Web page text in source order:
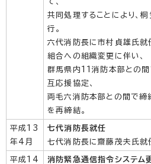
共同処理することにより、
行。
六代消防長に市村貞雄氏就
組合への組織変更に伴い、
群馬県内11消防本部との
互応援協定、
両毛六消防本部との間で締
を再締結。
平成13
年4月
七代消防長就任
七代消防長に齋藤茂夫氏就
平成14
消防緊急通信指令システム